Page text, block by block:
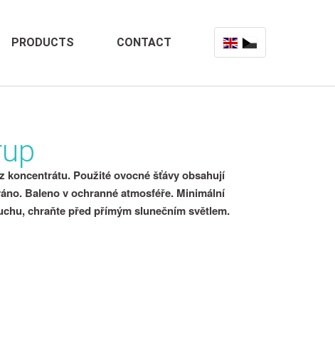
PRODUCTS CONTACT
koncentrátu. Použité ovocné šťávy obsahují
Baleno v ochranné atmosféře. Minimální
chraňte před přímým slunečním světlem.